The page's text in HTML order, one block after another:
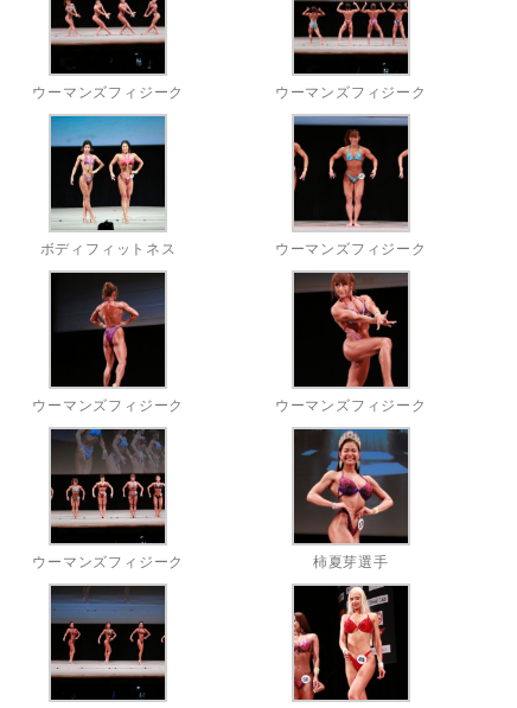
ウーマンズフィジーク ウーマンズフィジーク
ボディフィットネス ウーマンズフィジーク
ウーマンズフィジーク ウーマンズフィジーク
ウーマンズフィジーク 柿夏芽選手